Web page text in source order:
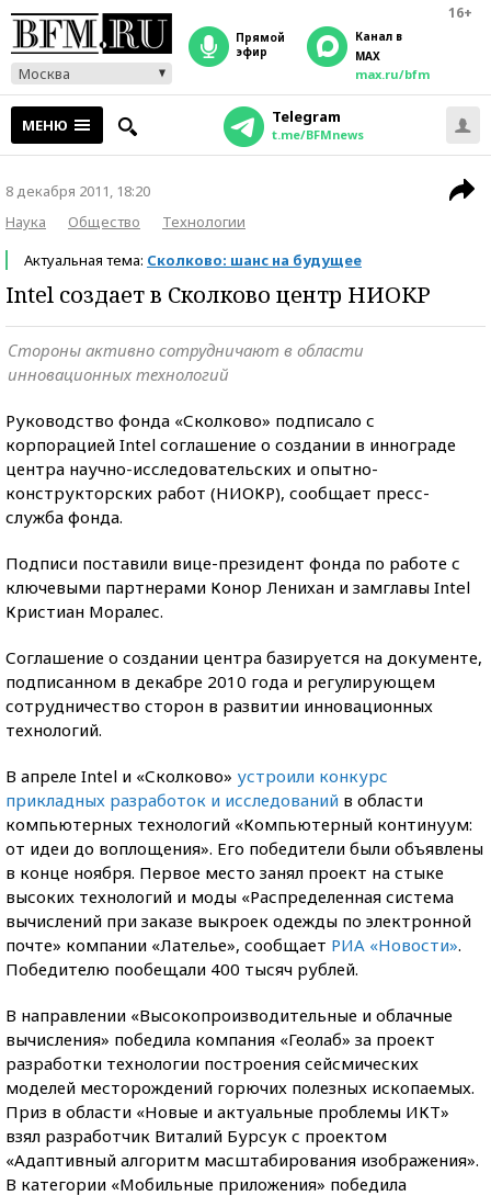
16+
Москва
прямой
эфир
Канал в
MAX
max.ru/bfm
МЕНЮ Telegram
t.me/BFMnews
8 декабря 2011, 18:20
Наука
Общество
Технологии
Актуальная тема: Сколково: шанс на будущее
Intel создает в Сколково центр НИОКР
Стороны активно сотрудничают в области
инновационных технологий
Руководство фонда «Сколково» подписало с
корпорацией Intel соглашение о создании в иннограде
центра научно-исследовательских и опытно-
конструкторских работ (НИОКР), сообщает пресс-
служба фонда.
Подписи поставили вице-президент фонда по работе с
ключевыми партнерами Конор Ленихан и замглавы Intel
Кристиан Моралес.
Соглашение о создании центра базируется на документе,
подписанном в декабре 2010 года и регулирующем
сотрудничество сторон в развитии инновационных
технологий.
В апреле Intel и «Сколково» устроили конкурс
прикладных разработок и исследований в области
компьютерных технологий «Компьютерный континуум:
от идеи до воплощения». Его победители были объявлены
в конце ноября. Первое место занял проект на стыке
высоких технологий и моды «Распределенная система
вычислений при заказе выкроек одежды по электронной
почте» компании «Лателье», сообщает РИА «Новости».
Победителю пообещали 400 тысяч рублей.
В направлении «Высокопроизводительные и облачные
вычисления» победила компания «Геолаб» за проект
разработки технологии построения сейсмических
моделей месторождений горючих полезных ископаемых.
Приз в области «Новые и актуальные проблемы ИКТ»
взял разработчик Виталий Бурсук с проектом
«Адаптивный алгоритм масштабирования изображения».
В категории «Мобильные приложения» победила